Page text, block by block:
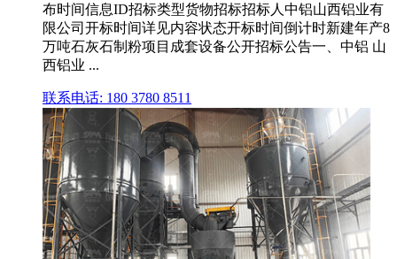
布时间信息ID招标类型货物招标招标人中铝山西铝业有
限公司开标时间详见内容状态开标时间倒计时新建年产8
万吨石灰石制粉项目成套设备公开招标公告一、中铝 山
西铝业 ...
联系电话: 180 3780 8511